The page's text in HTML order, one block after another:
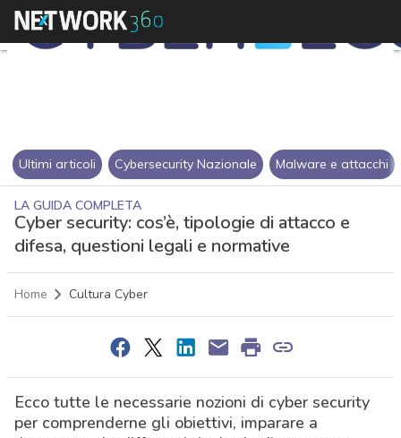
Ultimi articoli Cybersecurity Nazionale Malware e attacchi
LA GUIDA COMPLETA
Cyber security: cos’è, tipologie di attacco e
difesa, questioni legali e normative
Home Cultura Cyber
Ecco tutte le necessarie nozioni di cyber security
per comprenderne gli obiettivi, imparare a